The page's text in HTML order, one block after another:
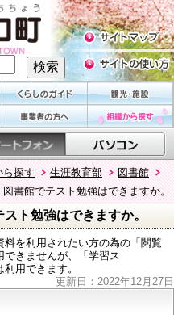
ら探す 生涯教育部
図書館
図書館でテスト勉強はできますか。
スト勉強はできますか。
料を利用されたい方の為の「閲覧
できませんが、「学習ス
用できます。
更新日：2022年12月27日